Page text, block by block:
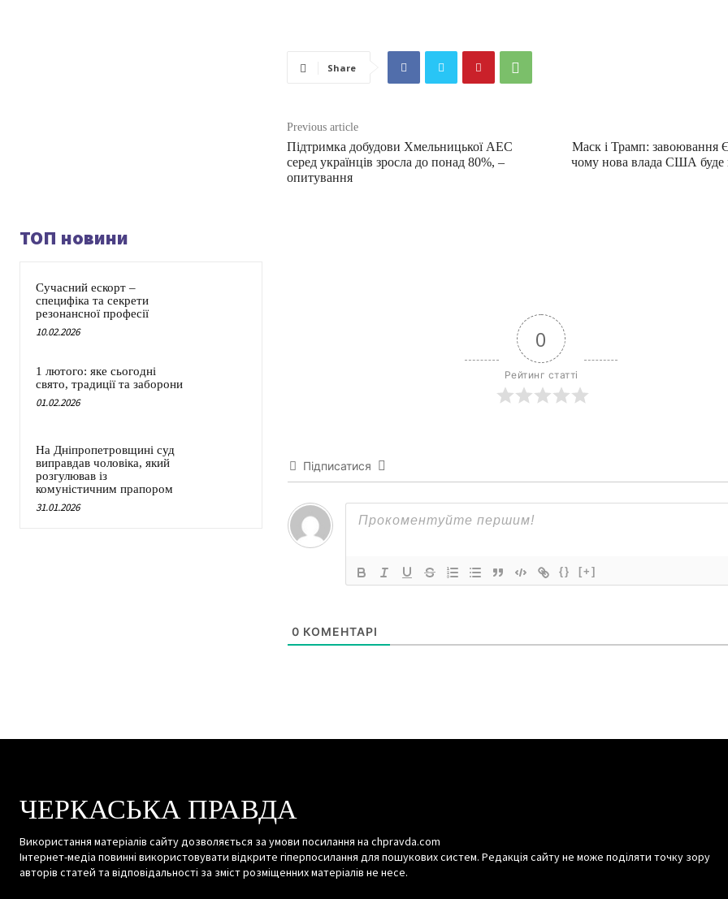
Share
Previous article
Підтримка добудови Хмельницької АЕС
серед українців зросла до понад 80%, –
опитування
Маск і Трамп: завоювання
чому нова влада США буде
ТОП новини
Сучасний ескорт –
специфіка та секрети
резонансної професії
10.02.2026
1 лютого: яке сьогодні
свято, традиції та заборони
01.02.2026
На Дніпропетровщині суд
виправдав чоловіка, який
розгулював із
комуністичним прапором
31.01.2026
0
Рейтинг статті
Підписатися
{} [+]
0 КОМЕНТАРІ
ЧЕРКАСЬКА ПРАВДА
Використання матеріалів сайту дозволяється за умови посилання на chpravda.com
Інтернет-медіа повинні використовувати відкрите гіперпосилання для пошукових систем. Редакція сайту не може поділяти точку зору
авторів статей та відповідальності за зміст розміщенних матеріалів не несе.